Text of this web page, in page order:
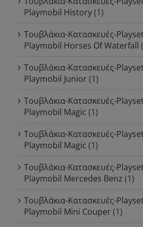
Playmobil History(1)
Τουβλάκια-Κατασκευές-
Playmobil Horses Of Waterfall
Τουβλάκια-Κατασκευές-
Playmobil Junior (1)
Τουβλάκια-Κατασκευές-
Playmobil Magic (1)
Τουβλάκια-Κατασκευές-
Playmobil Magic (1)
Τουβλάκια-Κατασκευές-
Playmobil Mercedes Benz (1)
Τουβλάκια-Κατασκευές-
Playmobil Mini Couper (1)